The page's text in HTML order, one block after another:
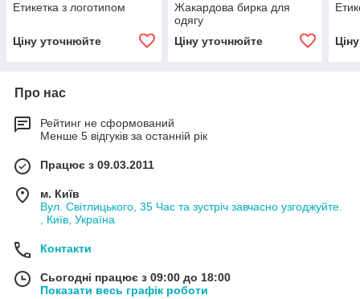
Етикетка з логотипом
Ціну уточнюйте
Жакардова бирка для
одягу
Ціну уточнюйте
Про нас
Рейтинг не сформований
Менше 5 відгуків за останній рік
Працює з 09.03.2011
м. Київ
Вул. Світлицького, 35 Час та зустріч завчасно узгоджуйте.
, Київ, Україна
Контакти
Сьогодні працює з 09:00 до 18:00
Показати весь графік роботи